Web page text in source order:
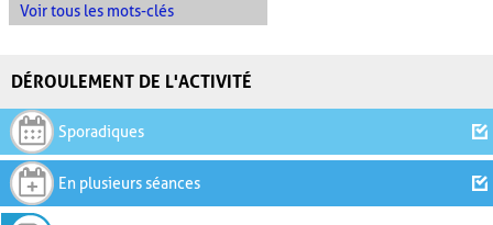
Voir tous les mots-clés
DÉROULEMENT DE L'ACTIVITÉ
Sporadiques
En plusieurs séances